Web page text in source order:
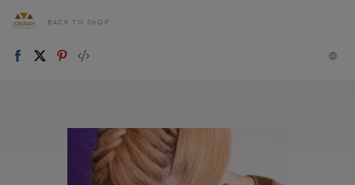
BACK TO SHOP